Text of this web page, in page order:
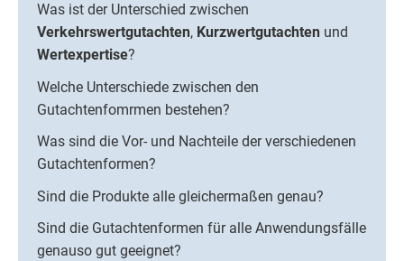
Was ist der Unterschied zwischen
Verkehrswertgutachten, Kurzwertgutachten und
Wertexpertise?
Welche Unterschiede zwischen den
Gutachtenfomrmen bestehen?
Was sind die Vor- und Nachteile der verschiedenen
Gutachtenformen?
Sind die Produkte alle gleichermaßen genau?
Sind die Gutachtenformen für alle Anwendungsfälle
genauso gut geeignet?